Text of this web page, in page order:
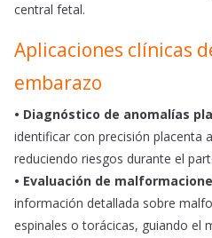
central fetal.
Aplicaciones clínicas
embarazo
• Diagnóstico de anomalías
identificar con precisión placenta
reduciendo riesgos durante el
• Evaluación de
información detallada sobre
espinales o torácicas, guiando el